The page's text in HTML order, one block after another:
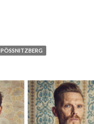
PÖSSNITZBERG